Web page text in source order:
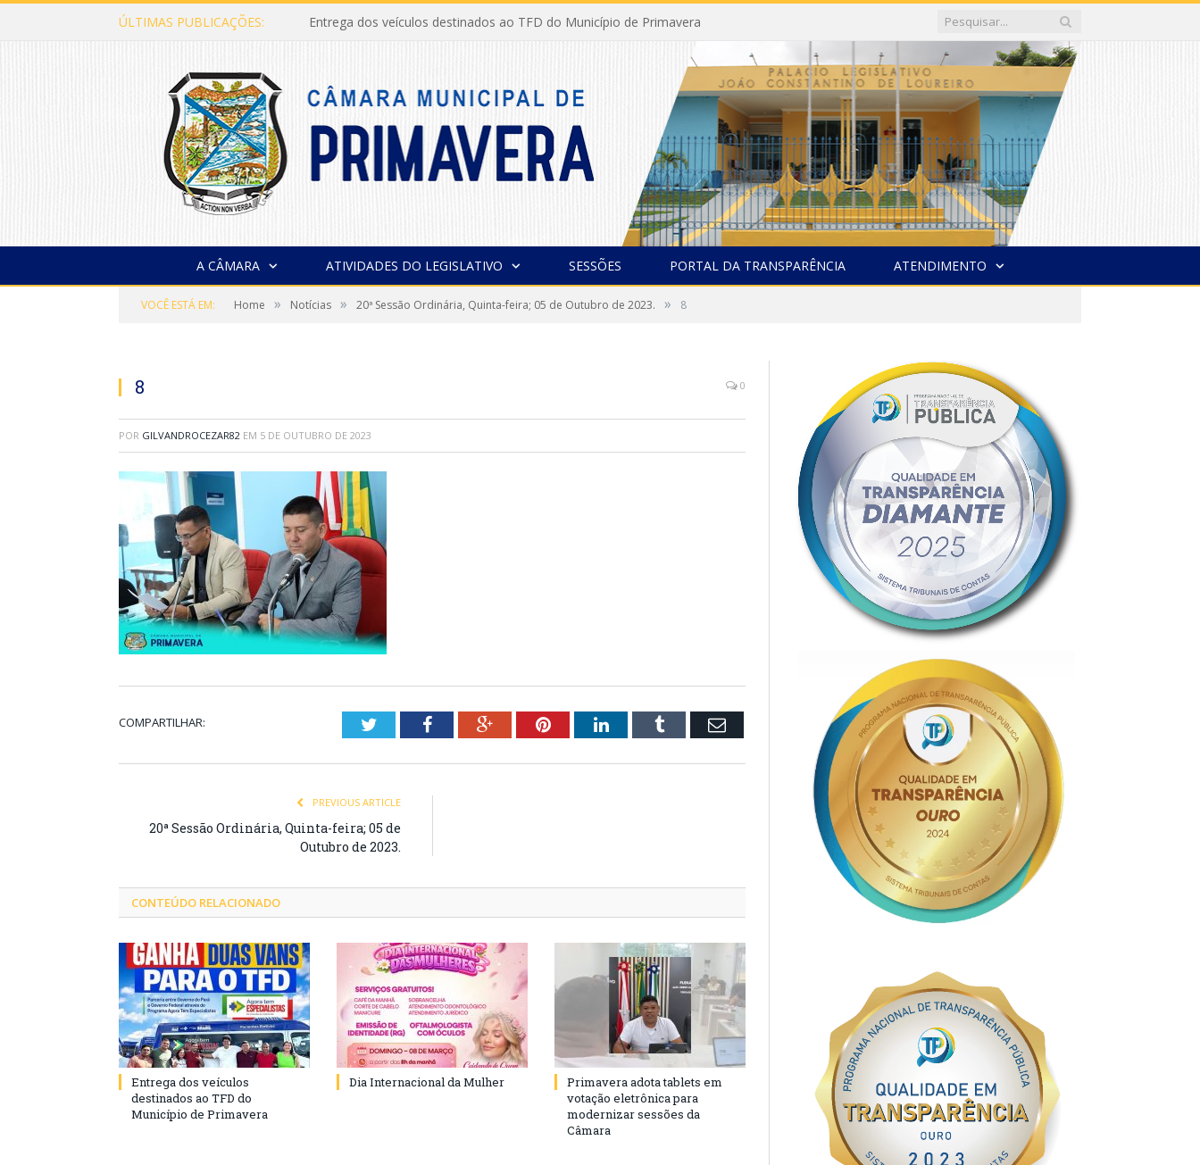
ÚLTIMAS PUBLICAÇÕES: Entrega dos veículos destinados ao TFD do Município de Primavera
A CÂMARA ATIVIDADES DO LEGISLATIVO SESSÕES PORTAL DA TRANSPARÊNCIA ATENDIMENTO
VOCÊ ESTÁ EM: Home » Notícias » 20ª Sessão Ordinária, Quinta-feira; 05 de Outubro de 2023. » 8
8 0
POR GILVANDROCEZAR82 EM 5 DE OUTUBRO DE 2023
COMPARTILHAR: TwitterFacebookGoogle+PinterestLinkedInTumblr Email
PREVIOUS ARTICLE
20ª Sessão Ordinária, Quinta-feira; 05 de
Outubro de 2023.
CONTEÚDO RELACIONADO
Entrega dos veículos
destinados ao TFD do
Município de Primavera
Dia Internacional da Mulher
Primavera adota tablets em
votação eletrônica para
modernizar sessões da
Câmara